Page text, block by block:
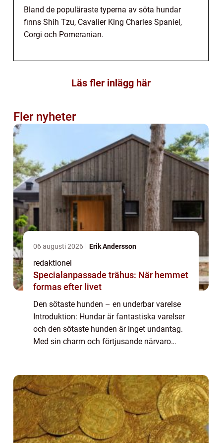
Bland de populäraste typerna av söta hundar
finns Shih Tzu, Cavalier King Charles Spaniel,
Corgi och Pomeranian.
Läs fler inlägg här
Fler nyheter
06 augusti 2026 Erik Andersson
redaktionel
Specialanpassade trähus: När hemmet
formas efter livet
Den sötaste hunden – en underbar varelse
Introduktion: Hundar är fantastiska varelser
och den sötaste hunden är inget undantag.
Med sin charm och förtjusande närvaro